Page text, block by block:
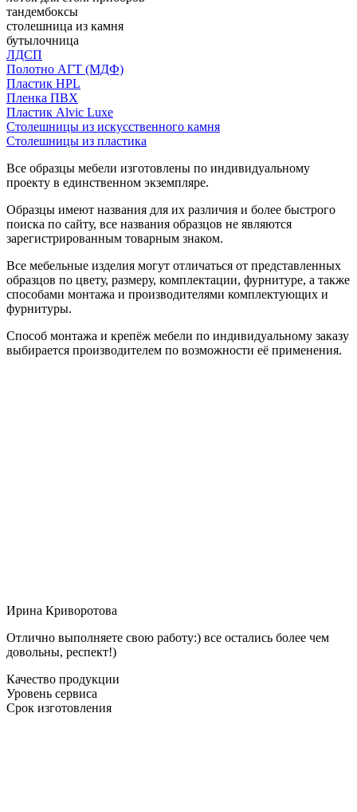
тандембоксы
столешница из камня
бутылочница
ЛДСП
Полотно АГТ (МДФ)
Пластик HPL
Пленка ПВХ
Пластик Alvic Luxe
Столешницы из искусственного камня
Столешницы из пластика
Все образцы мебели изготовлены по индивидуальному
проекту в единственном экземпляре.
Образцы имеют названия для их различия и более быстрого
поиска по сайту, все названия образцов не являются
зарегистрированным товарным знаком.
Все мебельные изделия могут отличаться от представленных
образцов по цвету, размеру, комплектации, фурнитуре, а также
способами монтажа и производителями комплектующих и
фурнитуры.
Способ монтажа и крепёж мебели по индивидуальному заказу
выбирается производителем по возможности её применения.
Ирина Криворотова
Отлично выполняете свою работу:) все остались более чем
довольны, респект!)
Качество продукции
Уровень сервиса
Срок изготовления